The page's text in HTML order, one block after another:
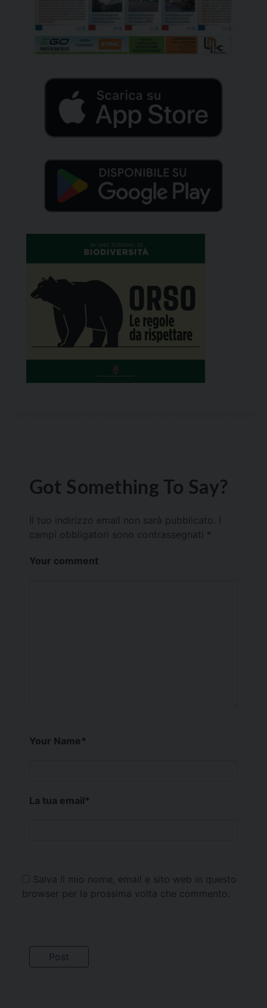
Got Something To Say?
Il tuo indirizzo email non sarà pubblicato.
campi obbligatori sono contrassegnati *
Your comment
Your Name*
La tua email*
Salva il mio nome, email e sito web in questo
browser per la prossima volta che commento.